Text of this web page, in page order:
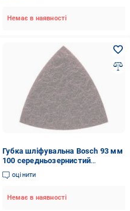
Немає в наявності
Губка шліфувальна Bosch 93 мм
100 середньозернистий
2608604495
оцінити
Немає в наявності